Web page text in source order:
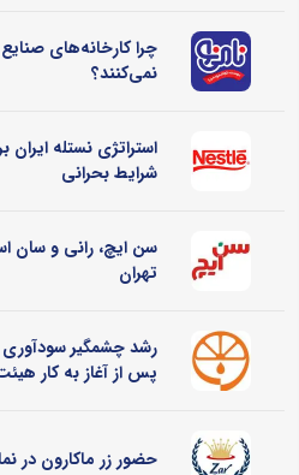
چرا کارخانه‌های
نمی‌کنند؟
استراتژی نستله
شرایط بحرانی
سن ایچ، رانی و سان
تهران
رشد چشمگیر
پس از آغاز به کار
حضور زر ماکارون در